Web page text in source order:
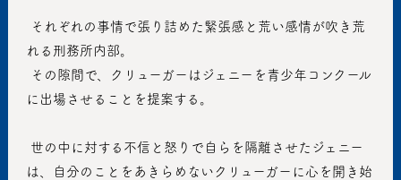
れる刑務所内部。
に出場させることを提案する。
は、自分のことをあきらめないクリューガーに心を開き始